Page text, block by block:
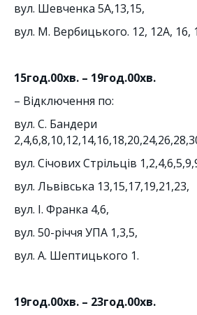
вул. Шевченка 5А,13,15,
вул. М. Вербицького. 12, 12А, 16,
15год.00хв. – 19год.00хв.
– Відключення по:
вул. С. Бандери
вул. Січових Стрільців
вул. Львівська 13,15,17,19,21,23,
вул. І. Франка 4,6,
вул. 50-річчя УПА 1,3,5,
вул. А. Шептицького 1.
19год.00хв. – 23год.00хв.